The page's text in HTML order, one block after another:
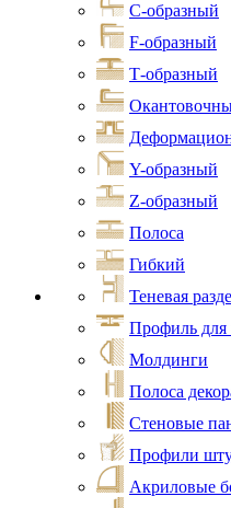
С-образный
F-образный
Т-образный
Y-образный
Z-образный
Полоса
Гибкий
Теневая
Профиль для
Молдинги
Полоса
Стеновые
Профили
Акриловые